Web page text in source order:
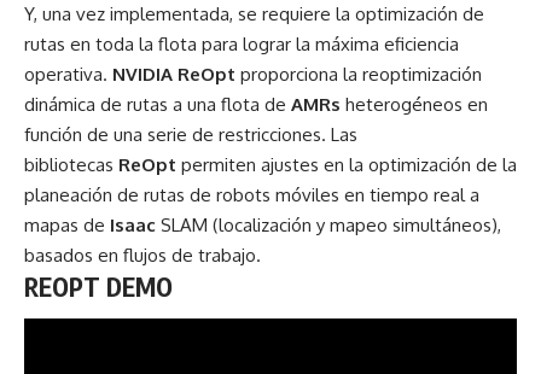
Y, una vez implementada, se requiere la optimización de
rutas en toda la flota para lograr la máxima eficiencia
operativa. NVIDIA ReOpt proporciona la reoptimización
dinámica de rutas a una flota de AMRs heterogéneos en
función de una serie de restricciones. Las
bibliotecas ReOpt permiten ajustes en la optimización de la
planeación de rutas de robots móviles en tiempo real a
mapas de Isaac SLAM (localización y mapeo simultáneos),
basados ​​en flujos de trabajo.
REOPT DEMO